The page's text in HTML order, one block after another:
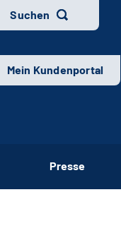
Suchen
Mein Kundenportal
Presse